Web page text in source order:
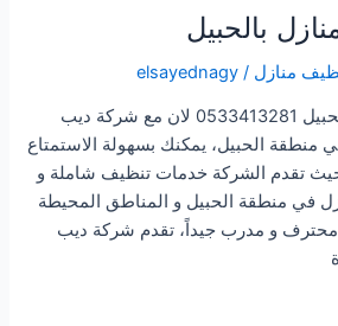
بالحبيل
منازل /
elsayednagy
شركة تنظيف منازل بالحبيل 0533413281 لان مع شركة ديب
منطقة الحبيل، يمكنك بسهولة الاستمتاع
تقدم الشركة خدمات تنظيف شاملة و
في منطقة الحبيل و المناطق المحيطة
و مدرب جيداً، تقدم شركة ديب